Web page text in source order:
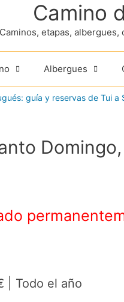
Camino
Caminos, etapas,
Albergues
guía y reservas de Tui a
Domingo,
| Todo el año